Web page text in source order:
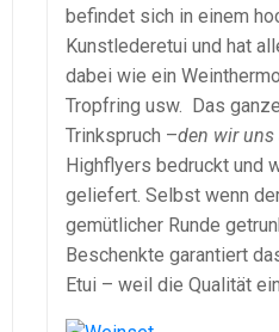
befindet sich in einem
Kunstlederetui und hat
dabei wie ein
Tropfring usw. Das
Trinkspruch –den wir uns
Highflyers bedruckt und
geliefert. Selbst wenn
gemütlicher Runde
Beschenkte garantiert
Etui – weil die Qualität